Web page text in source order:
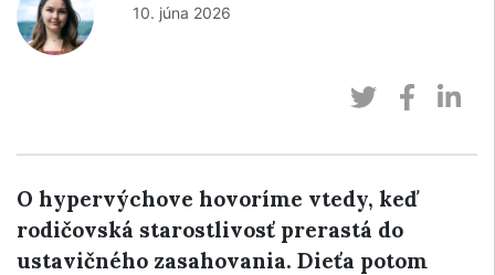
10. júna 2026
O hypervýchove hovoríme vtedy, keď
rodičovská starostlivosť prerastá do
ustavičného zasahovania. Dieťa potom